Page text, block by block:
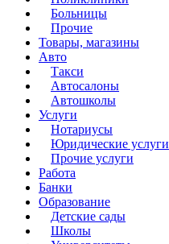
Больницы
Прочие
Товары, магазины
Авто
Такси
Автосалоны
Автошколы
Услуги
Нотариусы
Юридические услуги
Прочие услуги
Работа
Банки
Образование
Детские сады
Школы